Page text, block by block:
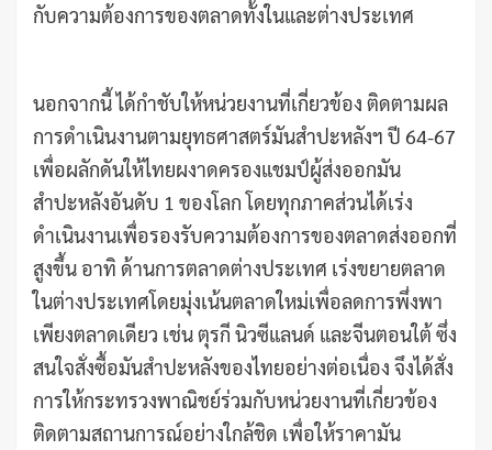
กับความต้องการของตลาดทั้งในและต่างประเทศ
นอกจากนี้ ได้กำชับให้หน่วยงานที่เกี่ยวข้อง ติดตามผล
การดำเนินงานตามยุทธศาสตร์มันสำปะหลังฯ ปี 64-67
เพื่อผลักดันให้ไทยผงาดครองแชมป์ผู้ส่งออกมัน
สำปะหลังอันดับ 1 ของโลก โดยทุกภาคส่วนได้เร่ง
ดำเนินงานเพื่อรองรับความต้องการของตลาดส่งออกที่
สูงขึ้น อาทิ ด้านการตลาดต่างประเทศ เร่งขยายตลาด
ในต่างประเทศโดยมุ่งเน้นตลาดใหม่เพื่อลดการพึ่งพา
เพียงตลาดเดียว เช่น ตุรกี นิวซีแลนด์ และจีนตอนใต้ ซึ่ง
สนใจสั่งซื้อมันสำปะหลังของไทยอย่างต่อเนื่อง จึงได้สั่ง
การให้กระทรวงพาณิชย์ร่วมกับหน่วยงานที่เกี่ยวข้อง
ติดตามสถานการณ์อย่างใกล้ชิด เพื่อให้ราคามัน